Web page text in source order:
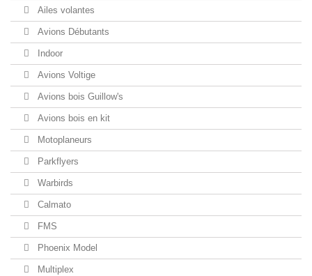
Ailes volantes
Avions Débutants
Indoor
Avions Voltige
Avions bois Guillow's
Avions bois en kit
Motoplaneurs
Parkflyers
Warbirds
Calmato
FMS
Phoenix Model
Multiplex